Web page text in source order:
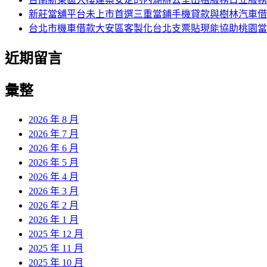
新莊當舖平台未上市首選三重當鋪手機貸款與樹林汽車
台北市機車借款大安區客製化台北支票貼現能協助桃園
近期留言
彙整
2026 年 8 月
2026 年 7 月
2026 年 6 月
2026 年 5 月
2026 年 4 月
2026 年 3 月
2026 年 2 月
2026 年 1 月
2025 年 12 月
2025 年 11 月
2025 年 10 月